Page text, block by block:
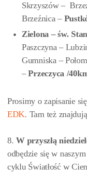
Skrzyszów –
Brzeźnica –
Zielona – św.
Paszczyna –
Gumniska –
–Przeczyca /
Prosimy o zapisanie
EDK. Tam też
8.W przyszłą
odbędzie się w
cyklu Światłość w